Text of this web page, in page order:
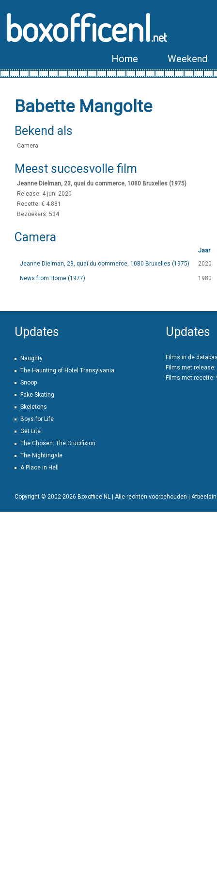
boxofficenl.net
Home Weekend
Babette Mangolte
Bekend als
Camera
Meest succesvolle film
Jeanne Dielman, 23, quai du commerce, 1080 Bruxelles (1975)
Release: 4 juni 2020
Recette: € 4.881
Bezoekers: 534
Camera
Jaar
Jeanne Dielman, 23, quai du commerce, 1080 Bruxelles (1975)
2020
News from Home (1977) 1980
Updates
Naughty
The Haunting of Hotel Transylvania
Snoop
Fake Skating
Skeletons
Boys for Life
Get Lite
The Chosen: The Crucifixion
The Nightingale
A Place in Hell
Updates
Films in de
Films met release:
Films met recette:
Copyright © 2002-2026 Boxoffice NL | Alle rechten voorbehouden |